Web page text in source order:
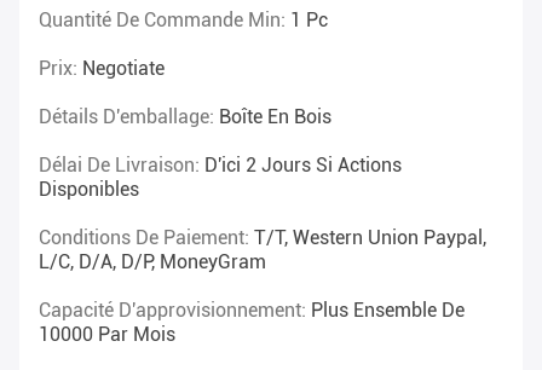
Quantité De Commande Min: 1 Pc
Prix: Negotiate
Détails D'emballage: Boîte En Bois
Délai De Livraison: D'ici 2 Jours Si Actions
Disponibles
Conditions De Paiement: T/T, Western Union Paypal,
L/C, D/A, D/P, MoneyGram
Capacité D'approvisionnement: Plus Ensemble De
10000 Par Mois